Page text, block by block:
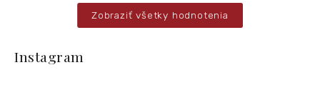
Zobraziť všetky hodnotenia
Instagram